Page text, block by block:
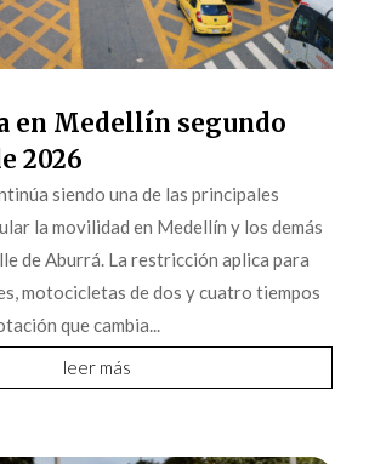
en Medellín segundo
2026
siendo una de las principales
la movilidad en Medellín y los demás
de Aburrá. La restricción aplica para
motocicletas de dos y cuatro tiempos
que cambia...
leer más